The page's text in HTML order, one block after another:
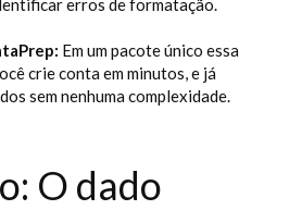
erros de formatação.
Em um pacote único essa
crie conta em minutos, e já
sem nenhuma complexidade.
O dado